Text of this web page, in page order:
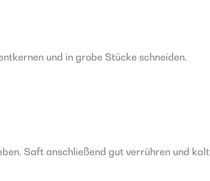
und in grobe Stücke schneiden.
Saft anschließend gut verrühren und kalt